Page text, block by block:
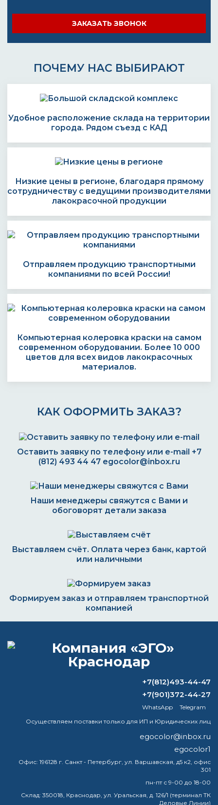
ЗАКАЗАТЬ ЗВОНОК
ПОЧЕМУ НАС ВЫБИРАЮТ
Удобное расположение склада на территории
города. Рядом съезд с КАД
Низкие цены в регионе, благодаря прямому
сотрудничеству с ведущими производителями
лакокрасочной продукции
Отправляем продукцию транспортными
компаниями по всей России!
Компьютерная колеровка краски на самом
современном оборудовании. Более 10 000
цветов для всех видов лакокрасочных
материалов.
КАК ОФОРМИТЬ ЗАКАЗ?
Оставить заявку по телефону или e-mail +7
(812) 493 44 47 egocolor@inbox.ru
Наши менеджеры свяжутся с Вами и
обоговорят детали заказа
Выставляем счёт. Оплата через банк, картой
или наличными
Формируем заказ и отправляем транспортной
компанией
ВОПРОС-ОТВЕТ
Можно ли покрасить потолок в тот же
Чем лучше разбавлять краску для
Можно ли наносить фактурную краску
на старую краску?
Как долго сохраняется патина?
+7(812)493-44-47
+7(901)372-44-27
WhatsApp
Telegram
Осуществляем поставки только для ИП и Юридических лиц
egocolor@inbox.ru
egocolor1
Офис: 196128 г. Санкт - Петербург, ул. Варшавская, д5 к2, офис
301
пн-пт с 9-00 до 18-00
Склад: 350018, Краснодар, ул. Уральская, д. 126/1 (терминал ТК
Деловые Линии)